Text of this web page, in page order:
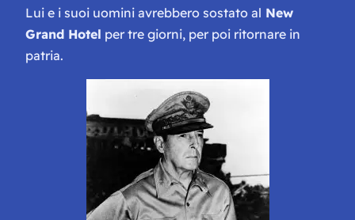
Lui e i suoi uomini avrebbero sostato al New
Grand Hotel per tre giorni, per poi ritornare in
patria.